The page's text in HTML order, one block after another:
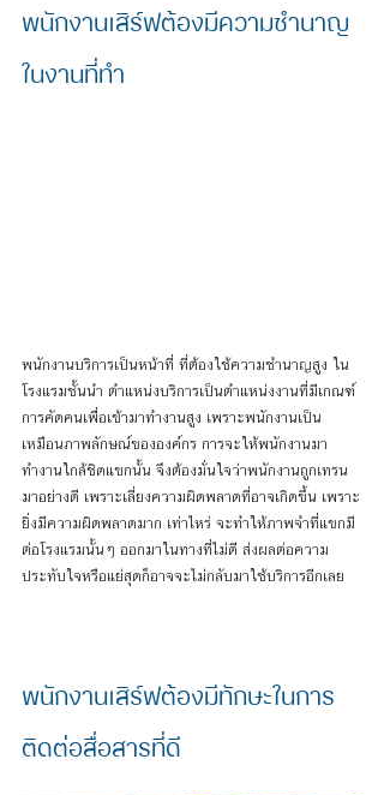
พนักงานเสิร์ฟต้องมีความชำนาญ
ในงานที่ทำ
พนักงานบริการเป็นหน้าที่ ที่ต้องใช้ความชำนาญสูง ใน
โรงแรมชั้นนำ ตำแหน่งบริการเป็นตำแหน่งงานที่มีเกณฑ์
การคัดคนเพื่อเข้ามาทำงานสูง เพราะพนักงานเป็น
เหมือนภาพลักษณ์ขององค์กร การจะให้พนักงานมา
ทำงานใกล้ชิดแขกนั้น จึงต้องมั่นใจว่าพนักงานถูกเทรน
มาอย่างดี เพราะเลี่ยงความผิดพลาดที่อาจเกิดขึ้น เพราะ
ยิ่งมีความผิดพลาดมาก เท่าไหร่ จะทำให้ภาพจำที่แขกมี
ต่อโรงแรมนั้นๆ ออกมาในทางที่ไม่ดี ส่งผลต่อความ
ประทับใจหรือแย่สุดก็อาจจะไม่กลับมาใช้บริการอีกเลย
พนักงานเสิร์ฟต้องมีทักษะในการ
ติดต่อสื่อสารที่ดี